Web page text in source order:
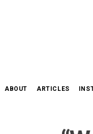
ABOUT ARTICLES